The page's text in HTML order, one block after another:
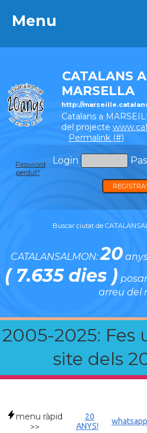
Menu
CATALANS
MARSELLA
http://
Catalans a
del projecte
Permalink (#)
Login
Password
perdut?
Buscar ciutat de
CATALANSALMON:20
( 7.635 dies )
arreu del
2005-2025: Fes
site dels
Menu
menu ràpid
>>
20
ANYS!
whatsapp